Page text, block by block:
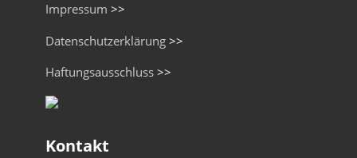
Impressum >>
Datenschutzerklärung>>
Haftungsausschluss>>
Kontakt